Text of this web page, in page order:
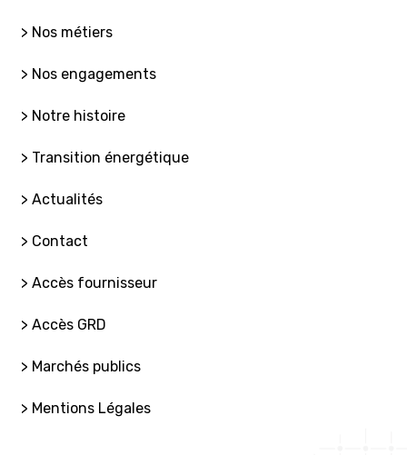
> Nos métiers
> Nos engagements
> Notre histoire
> Transition énergétique
> Actualités
> Contact
> Accès fournisseur
> Accès GRD
> Marchés publics
> Mentions Légales